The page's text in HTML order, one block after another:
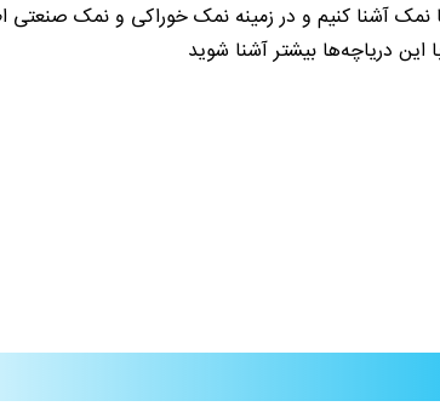
نمک آشنا کنیم و در زمینه نمک خوراکی و نمک
این دریاچه‌ها بیشتر آشنا شوید